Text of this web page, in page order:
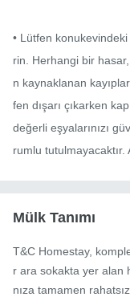
• Lütfen
rin. Herhangi bir
n kaynaklanan
fen dışarı çıkarken
değerli eşyalarınızı
rumlu tutulmayacaktır.
Mülk Tanımı
T&C Homestay,
r ara sokakta yer alan
nıza tamamen